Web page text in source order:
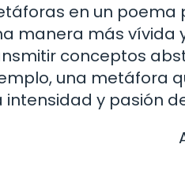
en un
manera más vívida
conceptos
una metáfora
y pasión